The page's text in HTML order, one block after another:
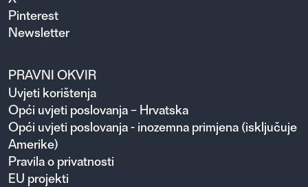
Pinterest
Newsletter
PRAVNI OKVIR
Uvjeti korištenja
Opći uvjeti poslovanja – Hrvatska
Opći uvjeti poslovanja - inozemna primjena (isključuje
Amerike)
Pravila o privatnosti
EU projekti